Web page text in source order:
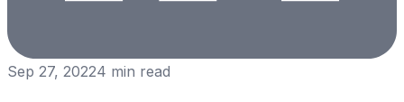
Sep 27, 20224 min read